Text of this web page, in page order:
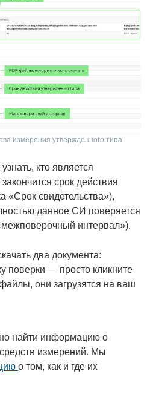
измерения утвержденного типа
кто является
срок действия
«Срок свидетельства»),
данное СИ поверяется
интервал»).
два документа:
поверки — просто кликните
они загрузятся на ваш
найти информацию о
измерений. Мы
о том, как и где их